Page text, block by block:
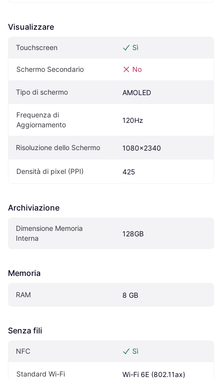
Visualizzare
Touchscreen Sì
Schermo Secondario No
Tipo di schermo AMOLED
Frequenza di
Aggiornamento
120Hz
Risoluzione dello Schermo 1080x2340
Densità di pixel (PPI) 425
Archiviazione
Dimensione Memoria
Interna
128GB
Memoria
RAM 8 GB
Senza fili
NFC Sì
Standard Wi-Fi Wi-Fi 6E (802.11ax)